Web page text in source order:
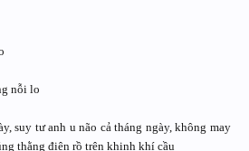
nỗi lo
suy tư anh u não cả tháng ngày, không may
thằng điên rồ trên khinh khí cầu